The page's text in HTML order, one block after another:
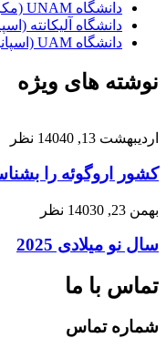
دانشگاه UNAM (مکزیک)
دانشگاه آلیکانته
دانشگاه UAM (اسپانیا)
نوشته های ویژه
اردیبهشت 13, 1404 0 نظر
کشور اروگوئه را
بهمن 23, 1403 0 نظر
سال نو میلادی 2025
تماس با ما
شماره تماس